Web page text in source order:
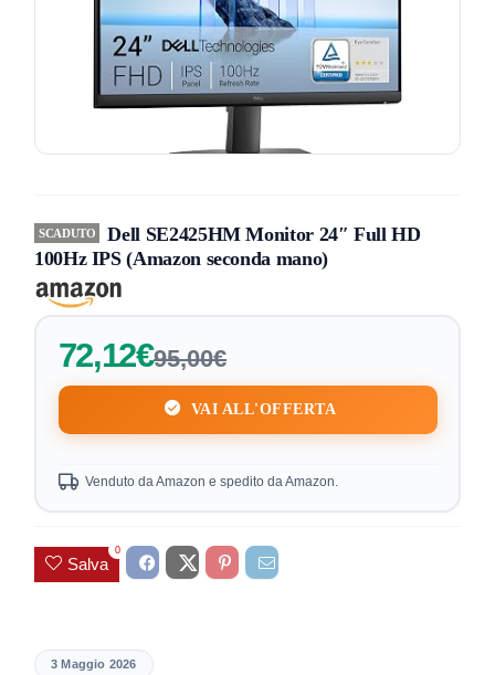
SCADUTO
Dell SE2425HM Monitor 24″ Full HD
100Hz IPS (Amazon seconda mano)
72,12€95,00€
VAI ALL'OFFERTA
Venduto da Amazon e spedito da Amazon.
Salva
0
3 Maggio 2026